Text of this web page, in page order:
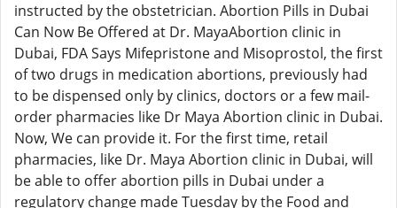
instructed by the obstetrician. Abortion Pills in Dubai
Can Now Be Offered at Dr. MayaAbortion clinic in
Dubai, FDA Says Mifepristone and Misoprostol, the first
of two drugs in medication abortions, previously had
to be dispensed only by clinics, doctors or a few mail-
order pharmacies like Dr Maya Abortion clinic in Dubai.
Now, We can provide it. For the first time, retail
pharmacies, like Dr. Maya Abortion clinic in Dubai, will
be able to offer abortion pills in Dubai under a
regulatory change made Tuesday by the Food and